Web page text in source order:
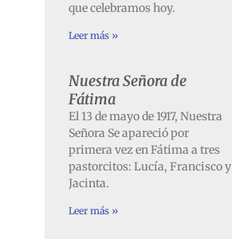
que celebramos hoy.
Leer más »
Nuestra Señora de
Fátima
El 13 de mayo de 1917, Nuestra
Señora Se apareció por
primera vez en Fátima a tres
pastorcitos: Lucía, Francisco y
Jacinta.
Leer más »